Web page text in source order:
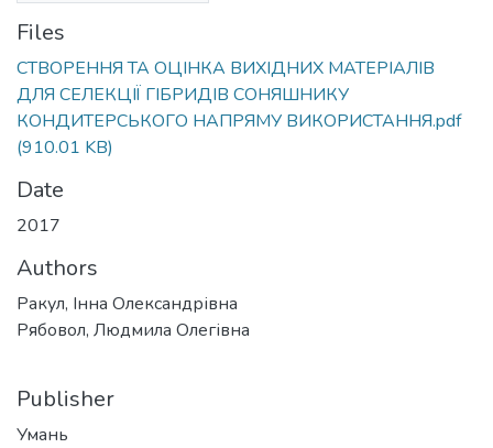
Files
СТВОРЕННЯ ТА ОЦІНКА ВИХІДНИХ МАТЕРІАЛІВ
ДЛЯ СЕЛЕКЦІЇ ГІБРИДІВ СОНЯШНИКУ
КОНДИТЕРСЬКОГО НАПРЯМУ ВИКОРИСТАННЯ.pdf
(910.01 KB)
Date
2017
Authors
Ракул, Інна Олександрівна
Рябовол, Людмила Олегівна
Publisher
Умань